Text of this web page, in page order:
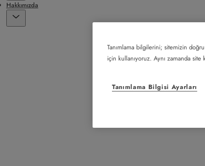
Hakkımızda
Tanımlama bilgilerini; sitemizin
için kullanıyoruz. Aynı zamanda site
Tanımlama Bilgisi Ayarları